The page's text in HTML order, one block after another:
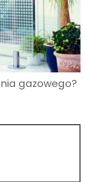
gazowego?